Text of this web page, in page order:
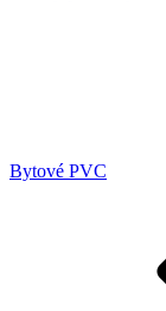
Bytové PVC